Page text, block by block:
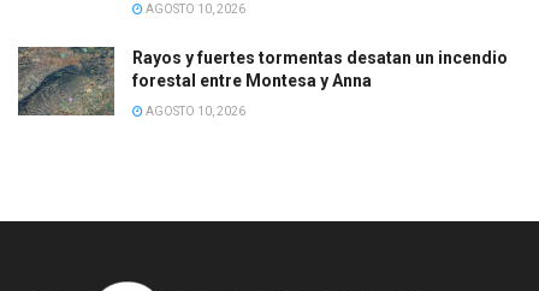
AGOSTO 10, 2026
Rayos y fuertes tormentas desatan un incendio
forestal entre Montesa y Anna
AGOSTO 10, 2026